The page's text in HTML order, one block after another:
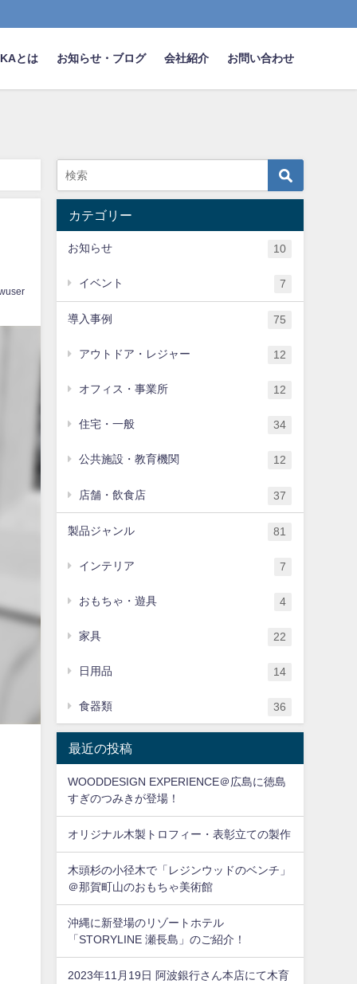
とは お知らせ・ブログ 会社紹介 お問い合わせ
カテゴリー
お知らせ 10
イベント 7
導入事例 75
アウトドア・レジャー 12
オフィス・事業所 12
住宅・一般 34
公共施設・教育機関 12
店舗・飲食店 37
製品ジャンル 81
インテリア 7
おもちゃ・遊具 4
家具 22
日用品 14
食器類 36
最近の投稿
WOODDESIGN EXPERIENCE＠広島に徳島
すぎのつみきが登場！
オリジナル木製トロフィー・表彰立ての製作
木頭杉の小径木で「レジンウッドのベンチ」
＠那賀町山のおもちゃ美術館
沖縄に新登場のリゾートホテル
「STORYLINE 瀬長島」のご紹介！
2023年11月19日 阿波銀行さん本店にて木育